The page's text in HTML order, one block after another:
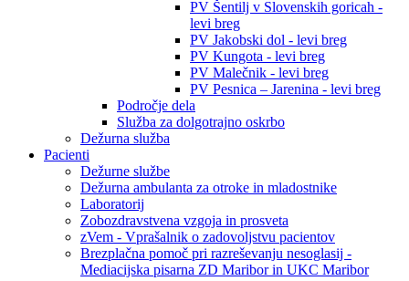
PV Šentilj v Slovenskih goricah -
levi breg
PV Jakobski dol - levi breg
PV Kungota - levi breg
PV Malečnik - levi breg
PV Pesnica – Jarenina - levi breg
Področje dela
Služba za dolgotrajno oskrbo
Dežurna služba
Pacienti
Dežurne službe
Dežurna ambulanta za otroke in mladostnike
Laboratorij
Zobozdravstvena vzgoja in prosveta
zVem - Vprašalnik o zadovoljstvu pacientov
Brezplačna pomoč pri razreševanju nesoglasij -
Mediacijska pisarna ZD Maribor in UKC Maribor